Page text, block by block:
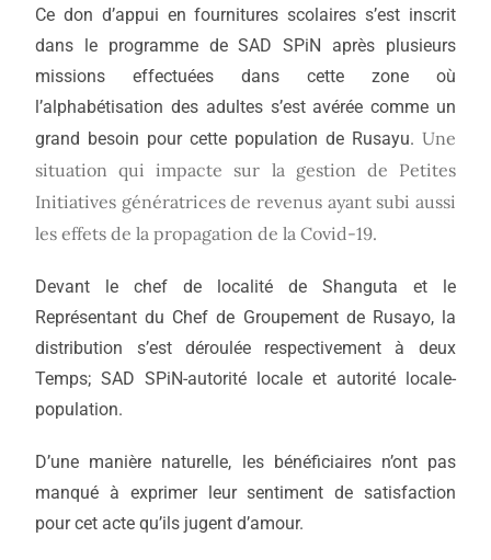
Ce don d’appui en fournitures scolaires s’est inscrit
dans le programme de SAD SPiN après plusieurs
missions effectuées dans cette zone où
l’alphabétisation des adultes s’est avérée comme un
grand besoin pour cette population de Rusayu. Une
situation qui impacte sur la gestion de Petites
Initiatives génératrices de revenus ayant subi aussi
les effets de la propagation de la Covid-19.
Devant le chef de localité de Shanguta et le
Représentant du Chef de Groupement de Rusayo, la
distribution s’est déroulée respectivement à deux
Temps; SAD SPiN-autorité locale et autorité locale-
population.
D’une manière naturelle, les bénéficiaires n’ont pas
manqué à exprimer leur sentiment de satisfaction
pour cet acte qu’ils jugent d’amour.